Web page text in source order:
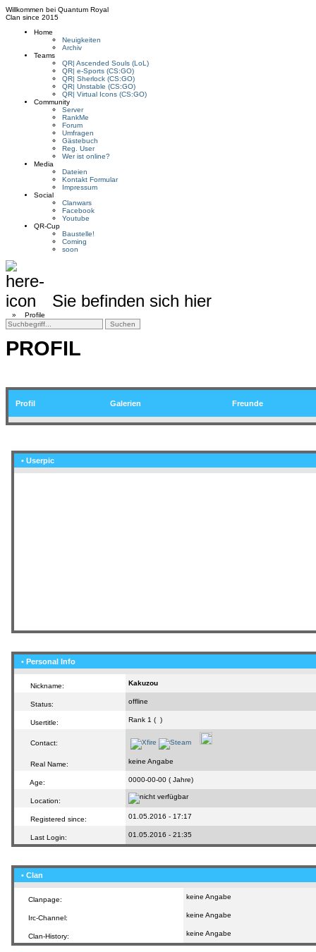
Willkommen bei Quantum Royal
Clan since 2015
Home
Neuigkeiten
Archiv
Teams
QR| Ascended Souls (LoL)
QR| e-Sports (CS:GO)
QR| Sherlock (CS:GO)
QR| Unstable (CS:GO)
QR| Virtual Icons (CS:GO)
Community
Server
RankMe
Forum
Umfragen
Gästebuch
Reg. User
Wer ist online?
Media
Dateien
Kontakt Formular
Impressum
Social
Clanwars
Facebook
Youtube
QR-Cup
Baustelle!
Coming
soon
Sie befinden sich hier
» Profile
PROFIL
Profil Galerien Freunde
• Userpic
• Personal Info
Nickname: Kakuzou
Status: offline
Usertitle: Rank 1 ( )
Contact:
Real Name: keine Angabe
Age: 0000-00-00 ( Jahre)
Location:
Registered since: 01.05.2016 - 17:17
Last Login: 01.05.2016 - 21:35
• Clan
Clanpage: keine Angabe
Irc-Channel: keine Angabe
Clan-History: keine Angabe